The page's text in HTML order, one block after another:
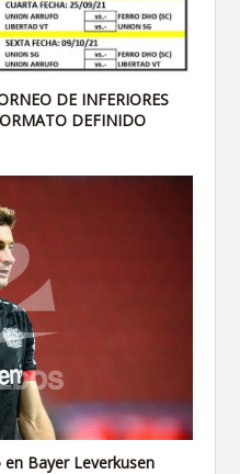
DE INFERIORES
DEFINIDO
Bayer Leverkusen